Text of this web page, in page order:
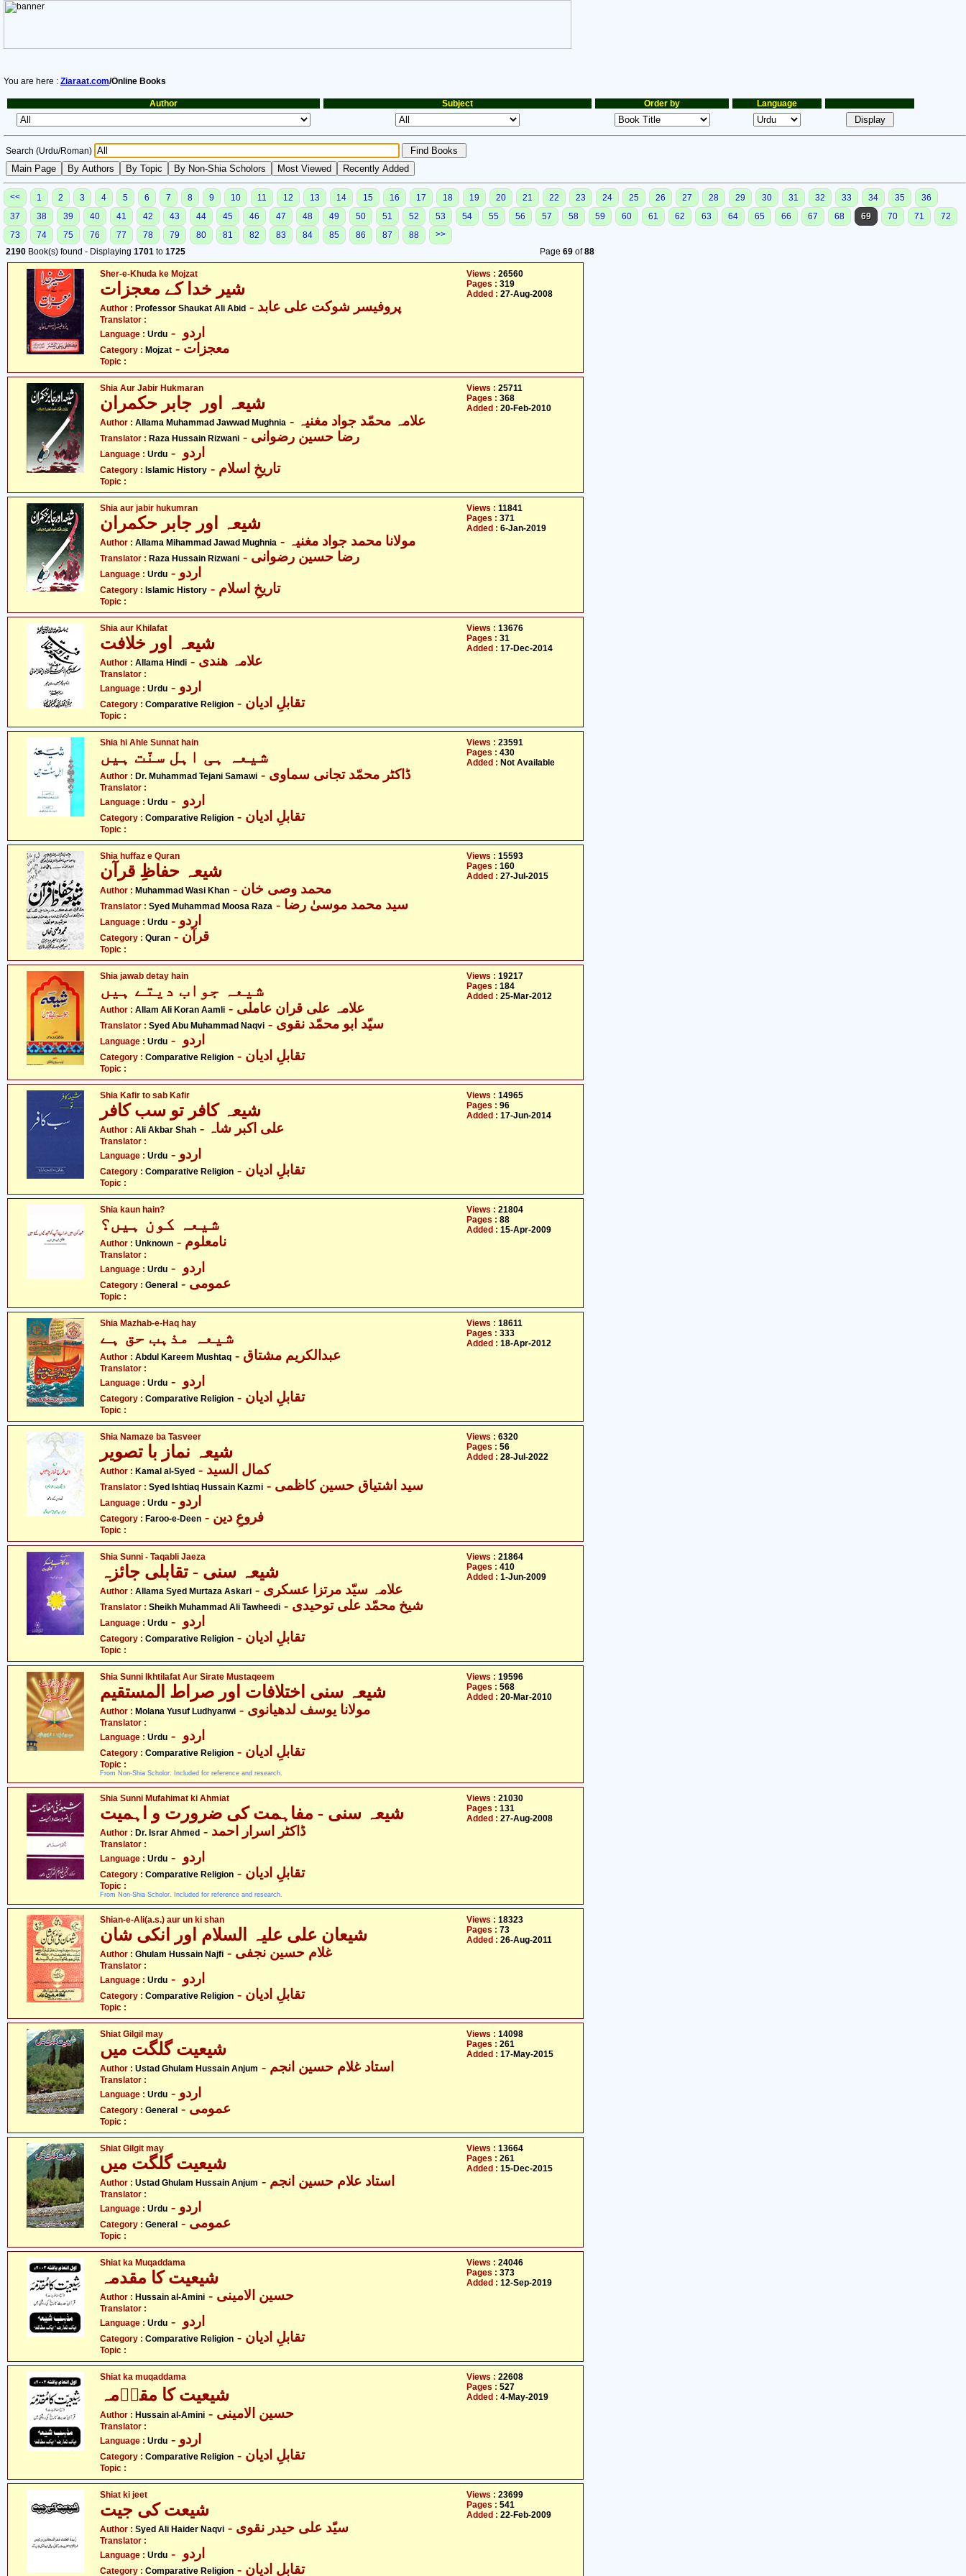
You are here : Ziaraat.com/Online Books
Author Subject Order by Language
Search (Urdu/Roman)
<< 1 2 3 4 5 6 7 8 9 10 11 12 13 14 15 16 17 18 19 20 21 22 23 24 25 26 27 28 29 30 31 32 33 34 35
36
37
38 39 40 41 42 43 44 45 46 47 48 49 50 51 52 53 54 55 56 57 58 59 60 61 62 63 64 65 66 67 68 69 70 71
72
73
74 75 76 77 78 79 80 81 82 83 84 85 86 87 88
>>
2190 Book(s) found - Displaying 1701 to 1725 Page 69of88
Sher-e-Khuda ke Mojzat
Author : Professor Shaukat Ali Abid - پروفیسر شوکت علی عابد
Translator :
Language : Urdu
Category : Mojzat - معجزات
Topic :
Views : 26560
Pages : 319
Added : 27-Aug-2008
Shia Aur Jabir Hukmaran
Author : Allama Muhammad Jawwad Mughnia - علامہ محمّد جواد مغنیہ
Translator : Raza Hussain Rizwani - رضا حسین رضوانی
Language : Urdu
Category : Islamic History - تاریخِ اسلام
Topic :
Views : 25711
Pages : 368
Added : 20-Feb-2010
Shia aur jabir hukumran
شیعہ اور جابر حکمران
Author : Allama Mihammad Jawad Mughnia - مولانا محمد جواد مغنیہ
Translator : Raza Hussain Rizwani - رضا حسین رضوانی
Language : Urdu - اردو
Category : Islamic History - تاریخِ اسلام
Topic :
Views : 11841
Pages : 371
Added : 6-Jan-2019
Shia aur Khilafat
شیعہ اور خلافت
Author : Allama Hindi - علامہ ھندی
Translator :
Language : Urdu - اردو
Category : Comparative Religion - تقابلِ ادیان
Topic :
Views : 13676
Pages : 31
Added : 17-Dec-2014
Shia hi Ahle Sunnat hain
Author : Dr. Muhammad Tejani Samawi - ڈاکٹر محمّد تجانی سماوی
Translator :
Language : Urdu
Category : Comparative Religion - تقابلِ ادیان
Topic :
Views : 23591
Pages : 430
Added : Not Available
Shia huffaz e Quran
شیعہ حفاظِ قرآن
Author : Muhammad Wasi Khan - محمد وصی خان
Translator : Syed Muhammad Moosa Raza - سید محمد موسیٰ رضا
Language : Urdu - اردو
Category : Quran - قرآن
Topic :
Views : 15593
Pages : 160
Added : 27-Jul-2015
Shia jawab detay hain
Author : Allam Ali Koran Aamli - علامہ علی قران عاملی
Translator : Syed Abu Muhammad Naqvi - سیّد ابو محمّد نقوی
Language : Urdu
Category : Comparative Religion - تقابلِ ادیان
Topic :
Views : 19217
Pages : 184
Added : 25-Mar-2012
Shia Kafir to sab Kafir
شیعہ کافر تو سب کافر
Author : Ali Akbar Shah - علی اکبر شاہ
Translator :
Language : Urdu - اردو
Category : Comparative Religion - تقابلِ ادیان
Topic :
Views : 14965
Pages : 96
Added : 17-Jun-2014
Shia kaun hain?
شیعہ کون ہیں؟
Author : Unknown - نامعلوم
Translator :
Language : Urdu
Category : General - عمومی
Topic :
Views : 21804
Pages : 88
Added : 15-Apr-2009
Shia Mazhab-e-Haq hay
شیعہ مذہب حق ہے
Author : Abdul Kareem Mushtaq - عبدالکریم مشتاق
Translator :
Language : Urdu
Category : Comparative Religion - تقابلِ ادیان
Topic :
Views : 18611
Pages : 333
Added : 18-Apr-2012
Shia Namaze ba Tasveer
شیعہ نماز با تصویر
Author : Kamal al-Syed - کمال السید
Translator : Syed Ishtiaq Hussain Kazmi - سید اشتیاق حسین کاظمی
Language : Urdu - اردو
Category : Faroo-e-Deen - فروعِ دین
Topic :
Views : 6320
Pages : 56
Added : 28-Jul-2022
Shia Sunni - Taqabli Jaeza
شیعہ سنی - تقابلی جائزہ
Author : Allama Syed Murtaza Askari - علامہ سیّد مرتزا عسکری
Translator : Sheikh Muhammad Ali Tawheedi
Language : Urdu
Category : Comparative Religion - تقابلِ ادیان
Topic :
Views : 21864
Pages : 410
Added : 1-Jun-2009
Shia Sunni Ikhtilafat Aur Sirate Mustaqeem
Author : Molana Yusuf Ludhyanwi
Translator :
Language : Urdu
Category : Comparative Religion - تقابلِ ادیان
Topic :
From Non-Shia Scholor. Included for reference and research.
Views : 19596
Pages : 568
Added : 20-Mar-2010
Shia Sunni Mufahimat ki Ahmiat
Author : Dr. Israr Ahmed - ڈاکٹر اسرار احمد
Translator :
Language : Urdu
Category : Comparative Religion - تقابلِ ادیان
Topic :
From Non-Shia Scholor. Included for reference and research.
Views : 21030
Pages : 131
Added : 27-Aug-2008
Shian-e-Ali(a.s.) aur un ki shan
شیعان علی علیہ السلام اور انکی شان
Author : Ghulam Hussain Najfi - غلام حسین نجفی
Translator :
Language : Urdu
Category : Comparative Religion - تقابلِ ادیان
Topic :
Views : 18323
Pages : 73
Added : 26-Aug-2011
Shiat Gilgil may
شیعیت گلگت میں
Author : Ustad Ghulam Hussain Anjum - استاد غلام حسین انجم
Translator :
Language : Urdu - اردو
Category : General - عمومی
Topic :
Views : 14098
Pages : 261
Added : 17-May-2015
Shiat Gilgit may
شیعیت گلگت میں
Author : Ustad Ghulam Hussain Anjum - استاد علام حسین انجم
Translator :
Language : Urdu - اردو
Category : General - عمومی
Topic :
Views : 13664
Pages : 261
Added : 15-Dec-2015
Shiat ka Muqaddama
Author : Hussain al-Amini - حسین الامینی
Translator :
Language : Urdu
Category : Comparative Religion - تقابلِ ادیان
Topic :
Views : 24046
Pages : 373
Added : 12-Sep-2019
Shiat ka muqaddama
شیعیت کا مقدؔمہ
Author : Hussain al-Amini - حسین الامینی
Translator :
Language : Urdu - اردو
Category : Comparative Religion - تقابلِ ادیان
Topic :
Views : 22608
Pages : 527
Added : 4-May-2019
Shiat ki jeet
شیعت کی جیت
Author : Syed Ali Haider Naqvi - سیّد علی حیدر نقوی
Translator :
Language : Urdu
Category : Comparative Religion - تقابلِ ادیان
Views : 23699
Pages : 541
Added : 22-Feb-2009